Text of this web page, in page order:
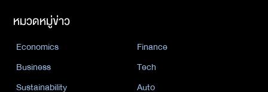
หมวดหมู่ข่าว
Economics
Finance
Business
Tech
Sustainability
Auto